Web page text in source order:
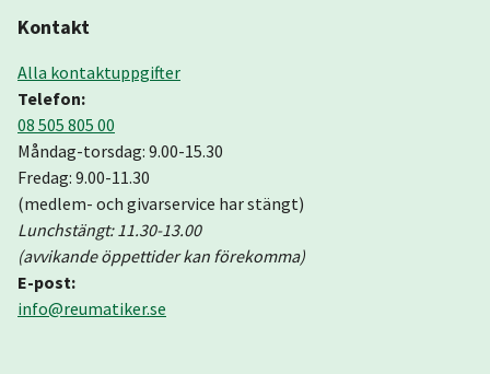
Kontakt
Alla kontaktuppgifter
Telefon:
08 505 805 00
Måndag-torsdag: 9.00-15.30
Fredag: 9.00-11.30
(medlem- och givarservice har stängt)
Lunchstängt: 11.30-13.00
(avvikande öppettider kan förekomma)
E-post:
info@reumatiker.se